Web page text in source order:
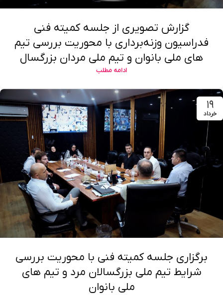
گزارش تصویری از جلسه کمیته فنی
فدراسیون وزنه‌برداری با محوریت بررسی تیم
های ملی بانوان و تیم ملی مردان بزرگسال
ادامه مطلب
۱۹
خرداد
برگزاری جلسه کمیته فنی با محوریت بررسی
شرایط تیم ملی بزرگسالان مرد و تیم های
ملی بانوان